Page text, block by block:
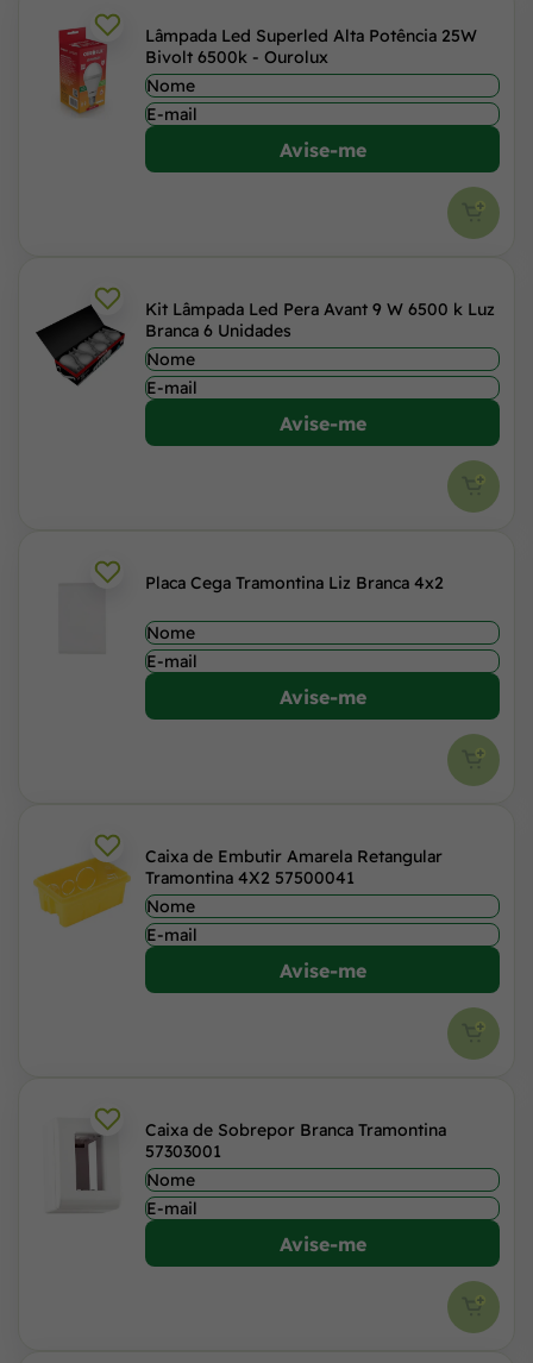
Lâmpada Led Superled Alta Potência 25W
Bivolt 6500k - Ourolux
Avise-me
Kit Lâmpada Led Pera Avant 9 W 6500 k Luz
Branca 6 Unidades
Avise-me
Placa Cega Tramontina Liz Branca 4x2
Avise-me
Caixa de Embutir Amarela Retangular
Tramontina 4X2 57500041
Avise-me
Caixa de Sobrepor Branca Tramontina
57303001
Avise-me